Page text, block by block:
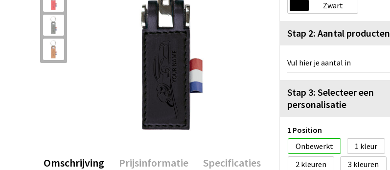
Omschrijving Prijsinformatie Specificaties
Zwart
Stap 2: Aantal producten
Vul hier je aantal in
Stap 3: Selecteer een
personalisatie
1 Position
Onbewerkt
1
2
3